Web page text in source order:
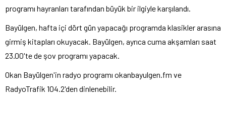
programı hayranları tarafından büyük bir ilgiyle karşılandı.
Bayülgen, hafta içi dört gün yapacağı programda klasikler arasına
girmiş kitapları okuyacak. Bayülgen, ayrıca cuma akşamları saat
23.00'te de şov programı yapacak.
Okan Bayülgen'in radyo programı okanbayulgen.fm ve
RadyoTrafik 104.2'den dinlenebilir.